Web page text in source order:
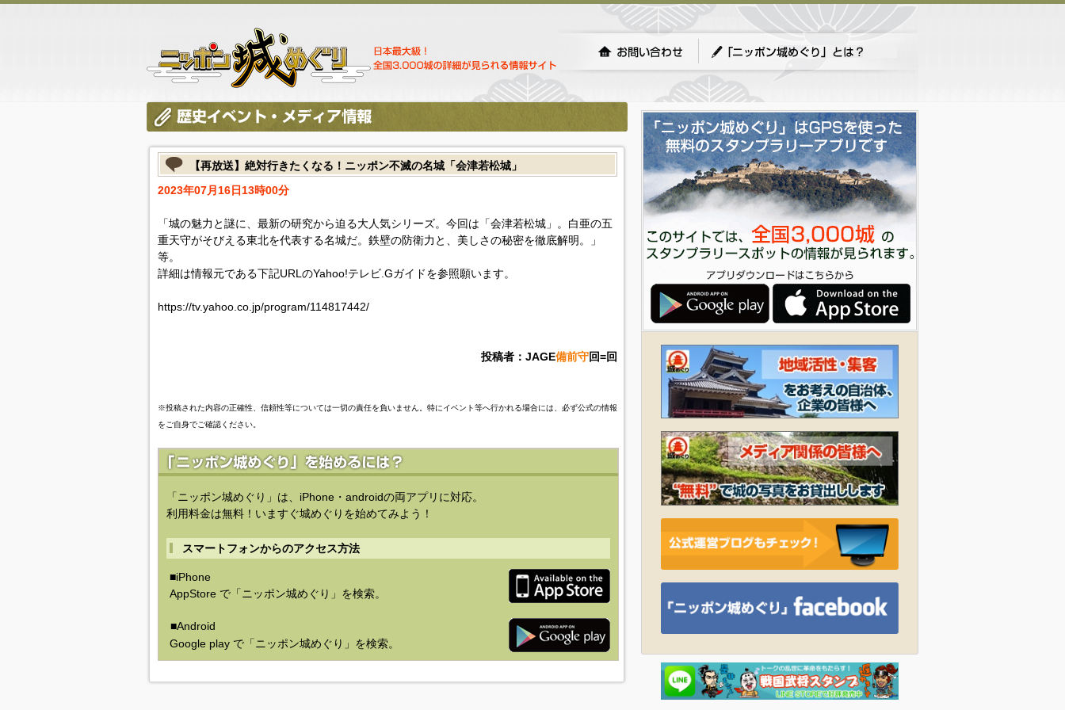
【再放送】絶対行きたくなる！ニッポン不滅の名城「会津若松城」
2023年07月16日13時00分
「城の魅力と謎に、最新の研究から迫る大人気シリーズ。今回は「会津若松城」。白亜の五
重天守がそびえる東北を代表する名城だ。鉄壁の防衛力と、美しさの秘密を徹底解明。」
等。
詳細は情報元である下記URLのYahoo!テレビ.Gガイドを参照願います。
https://tv.yahoo.co.jp/program/114817442/
投稿者：JAGE備前守回=回
※投稿された内容の正確性、信頼性等については一切の責任を負いません。特にイベント等へ行かれる場合には、必ず公式の情報
をご自身でご確認ください。
「ニッポン城めぐり」は、iPhone・androidの両アプリに対応。
利用料金は無料！いますぐ城めぐりを始めてみよう！
スマートフォンからのアクセス方法
■iPhone
AppStore で「ニッポン城めぐり」を検索。
■Android
Google play で「ニッポン城めぐり」を検索。